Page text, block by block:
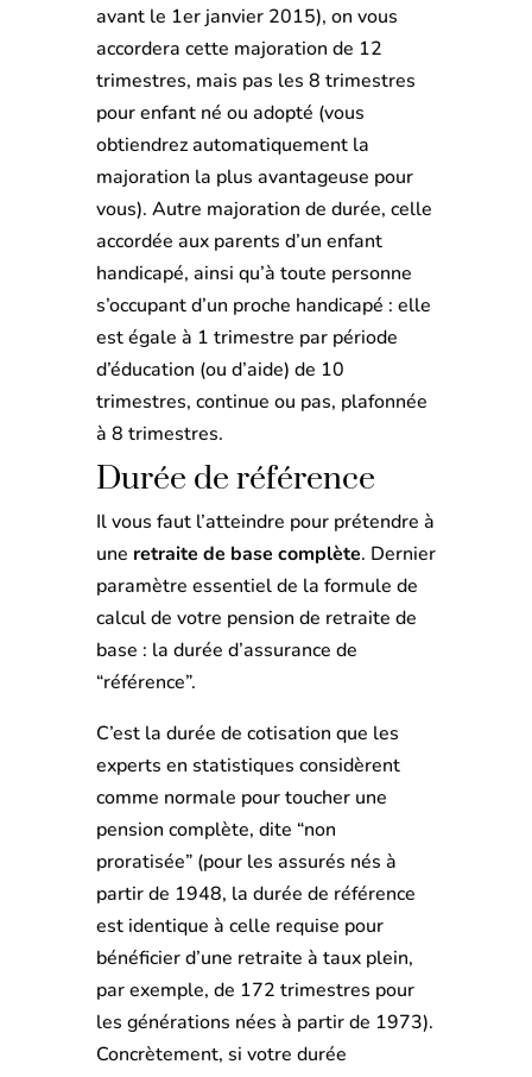
avant le 1er janvier 2015), on vous
accordera cette majoration de 12
trimestres, mais pas les 8 trimestres
pour enfant né ou adopté (vous
obtiendrez automatiquement la
majoration la plus avantageuse pour
vous). Autre majoration de durée, celle
accordée aux parents d’un enfant
handicapé, ainsi qu’à toute personne
s’occupant d’un proche handicapé : elle
est égale à 1 trimestre par période
d’éducation (ou d’aide) de 10
trimestres, continue ou pas, plafonnée
à 8 trimestres.
Durée de référence
Il vous faut l’atteindre pour prétendre à
une retraite de base complète. Dernier
paramètre essentiel de la formule de
calcul de votre pension de retraite de
base : la durée d’assurance de
“référence”.
C’est la durée de cotisation que les
experts en statistiques considèrent
comme normale pour toucher une
pension complète, dite “non
proratisée” (pour les assurés nés à
partir de 1948, la durée de référence
est identique à celle requise pour
bénéficier d’une retraite à taux plein,
par exemple, de 172 trimestres pour
les générations nées à partir de 1973).
Concrètement, si votre durée